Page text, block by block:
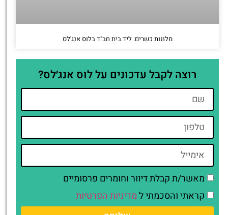
מלונות כשרים: ליד בית חב"ד בלוס אנג'לס
רוצה לקבל עדכונים על לוס אנג׳לס?
מאשר/ת קבלת דיוור וחומרים פרסומיים
קראתי והסכמתי למדיניות הפרטיות